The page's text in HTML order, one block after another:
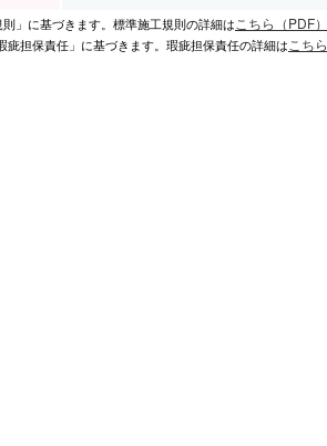
」に基づきます。標準施工規則の詳細は こちら（PDF）
担保責任」に基づきます。瑕疵担保責任の詳細は こちら